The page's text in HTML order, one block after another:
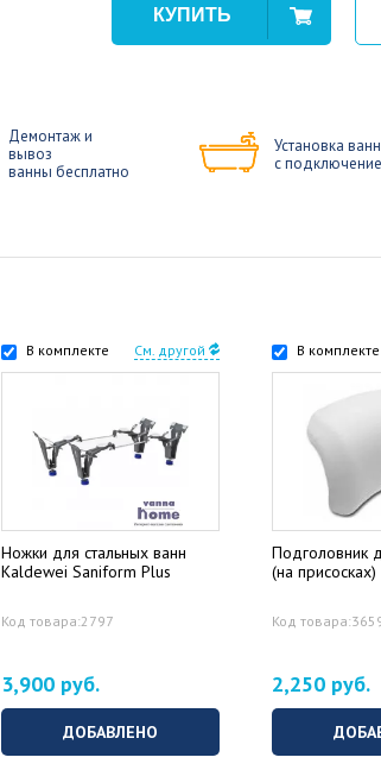
Демонтаж и
вывоз
ванны бесплатно
Установка
с
В комплекте См. другой
Ножки для стальных ванн
Kaldewei Saniform Plus
Код товара:2797
3,900 руб.
ДОБАВЛЕНО
В комплекте
Подголовник
(на присосках)
Код
2,250 руб.